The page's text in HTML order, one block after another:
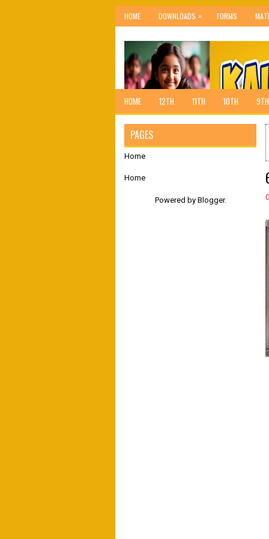
HOME DOWNLOADS » FORMS
HOME 12TH 11TH 10TH 9TH
PAGES
Home
Home
Powered by Blogger.